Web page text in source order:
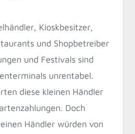
Kioskbesitzer,
und Shopbetreiber
und Festivals sind
unrentabel.
diese kleinen Händler
Doch
Händler würden von